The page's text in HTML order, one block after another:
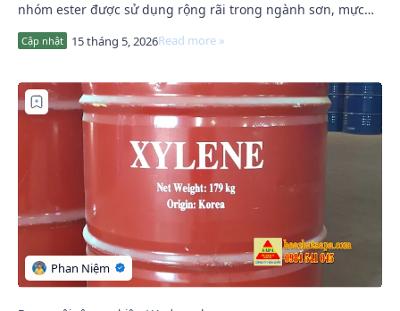
nhóm ester được sử dụng rộng rãi trong ngành sơn, mực
in, coating và keo dán. Nhờ khả năng hòa …